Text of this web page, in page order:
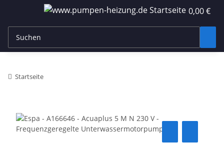
0,00 €
Startseite